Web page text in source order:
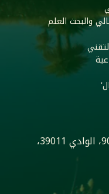
18 فيفري، الشهداء ص.ب 90، الوادي 39011،